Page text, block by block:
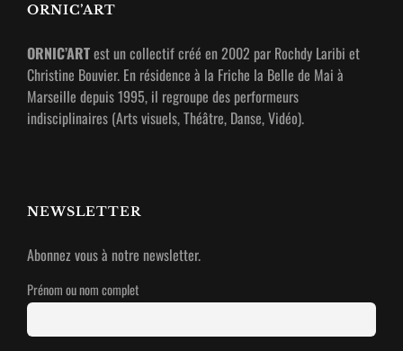
ORNIC’ART
ORNIC’ARTest un collectif créé en 2002 par Rochdy Laribi et
Christine Bouvier. En résidence à la Friche la Belle de Mai à
Marseille depuis 1995, il regroupe des performeurs
indisciplinaires (Arts visuels, Théâtre, Danse, Vidéo).
NEWSLETTER
Abonnez vous à notre newsletter.
Prénom ou nom complet